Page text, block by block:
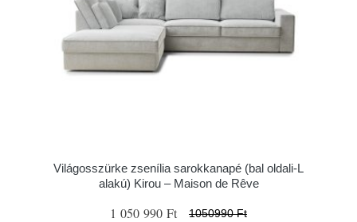
Világosszürke zsenília sarokkanapé (bal oldali-L
alakú) Kirou – Maison de Rêve
1 050 990 Ft 1050990 Ft